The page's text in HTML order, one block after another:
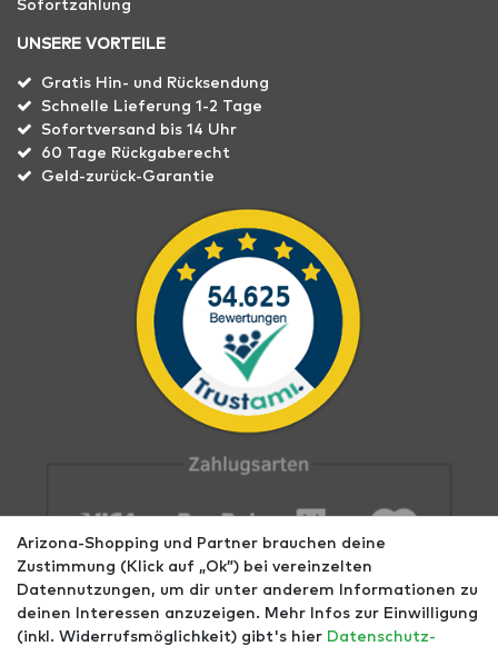
Sofortzahlung
UNSERE VORTEILE
Gratis Hin- und Rücksendung
Schnelle Lieferung 1-2 Tage
Sofortversand bis 14 Uhr
60 Tage Rückgaberecht
Geld-zurück-Garantie
Arizona-Shopping und Partner brauchen deine
Zustimmung (Klick auf „Ok”) bei vereinzelten
Datennutzungen, um dir unter anderem Informationen zu
deinen Interessen anzuzeigen. Mehr Infos zur Einwilligung
(inkl. Widerrufsmöglichkeit) gibt's hier Daten­schutz­